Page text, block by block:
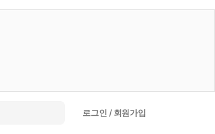
로그인 / 회원가입